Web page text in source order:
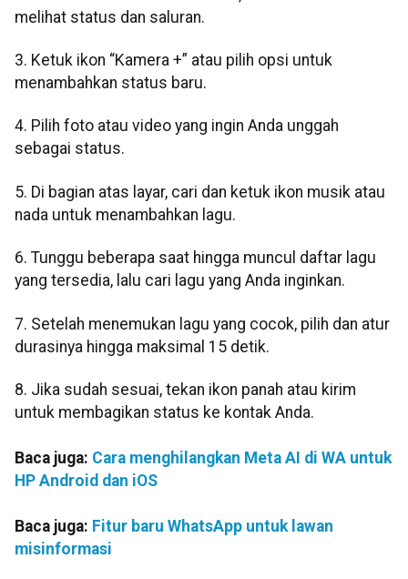
melihat status dan saluran.
3. Ketuk ikon “Kamera +” atau pilih opsi untuk
menambahkan status baru.
4. Pilih foto atau video yang ingin Anda unggah
sebagai status.
5. Di bagian atas layar, cari dan ketuk ikon musik atau
nada untuk menambahkan lagu.
6. Tunggu beberapa saat hingga muncul daftar lagu
yang tersedia, lalu cari lagu yang Anda inginkan.
7. Setelah menemukan lagu yang cocok, pilih dan atur
durasinya hingga maksimal 15 detik.
8. Jika sudah sesuai, tekan ikon panah atau kirim
untuk membagikan status ke kontak Anda.
Baca juga: Cara menghilangkan Meta AI di WA untuk
HP Android dan iOS
Baca juga: Fitur baru WhatsApp untuk lawan
misinformasi